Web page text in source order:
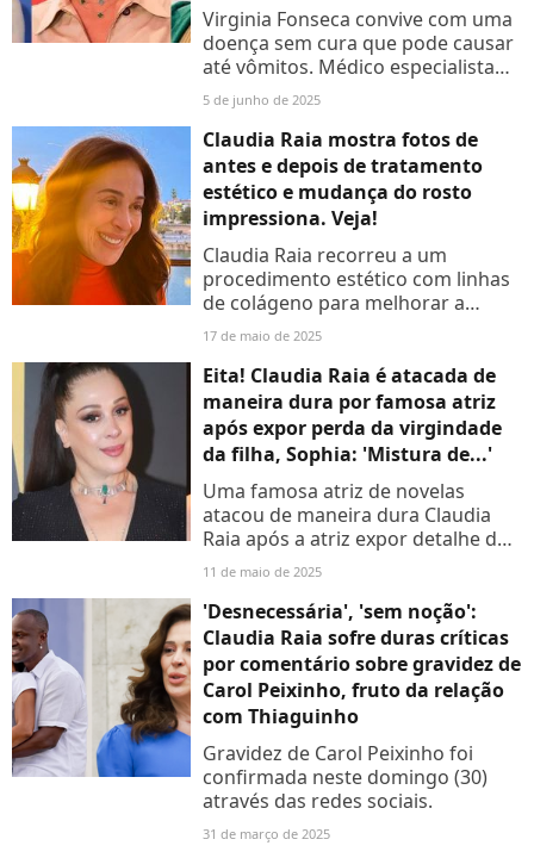
Virginia Fonseca convive com uma
doença sem cura que pode causar
até vômitos. Médico especialista
recomenda evitar alimentos
estimulantes e alerta:
'Medicamentos não tratam'
5 de junho de 2025
Claudia Raia mostra fotos de
antes e depois de tratamento
estético e mudança do rosto
impressiona. Veja!
Claudia Raia recorreu a um
procedimento estético com linhas
de colágeno para melhorar a
qualidade da pele do rosto. O
comentário do marido da atriz
desagradou...
17 de maio de 2025
Eita! Claudia Raia é atacada de
maneira dura por famosa atriz
após expor perda da virgindade
da filha, Sophia: 'Mistura de...'
Uma famosa atriz de novelas
atacou de maneira dura Claudia
Raia após a atriz expor detalhe da
perda da virgindade da filha,
11 de maio de 2025
'Desnecessária', 'sem noção':
Claudia Raia sofre duras críticas
por comentário sobre gravidez de
Carol Peixinho, fruto da relação
com Thiaguinho
Gravidez de Carol Peixinho foi
confirmada neste domingo (30)
através das redes sociais.
31 de março de 2025